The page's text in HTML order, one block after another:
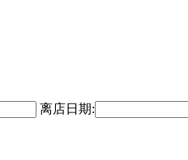
离店日期: